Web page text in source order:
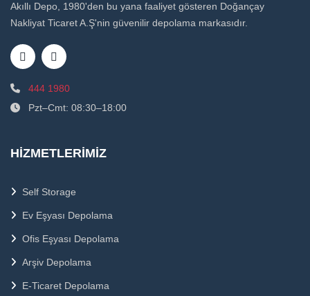
Akıllı Depo, 1980'den bu yana faaliyet gösteren Doğançay
Nakliyat Ticaret A.Ş'nin güvenilir depolama markasıdır.
444 1980
Pzt–Cmt: 08:30–18:00
HIZMETLERIMIZ
Self Storage
Ev Eşyası Depolama
Ofis Eşyası Depolama
Arşiv Depolama
E-Ticaret Depolama